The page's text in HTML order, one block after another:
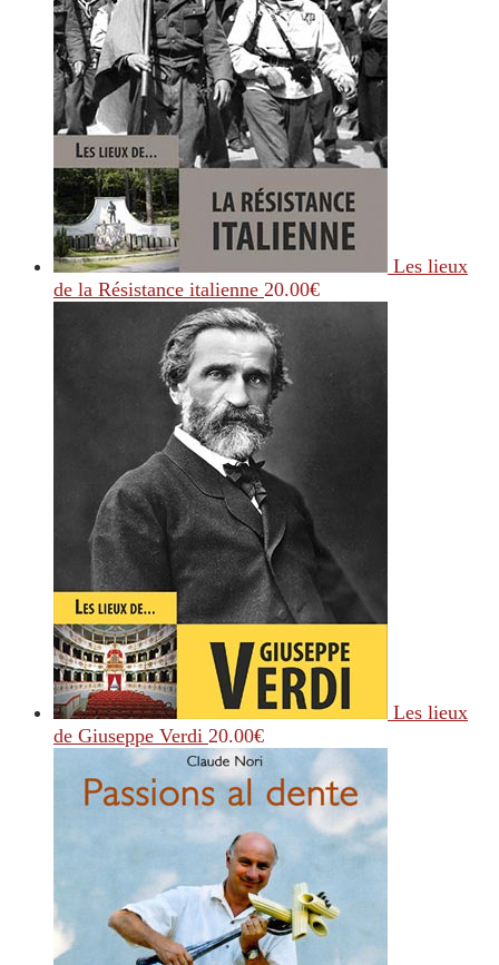
Les lieux
de la Résistance italienne 20.00€
Les lieux
de Giuseppe Verdi 20.00€